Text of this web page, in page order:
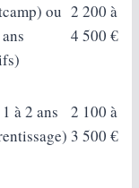
ou 2 200 à
4 500 €
à 2 ans
2 100 à
3 500 €